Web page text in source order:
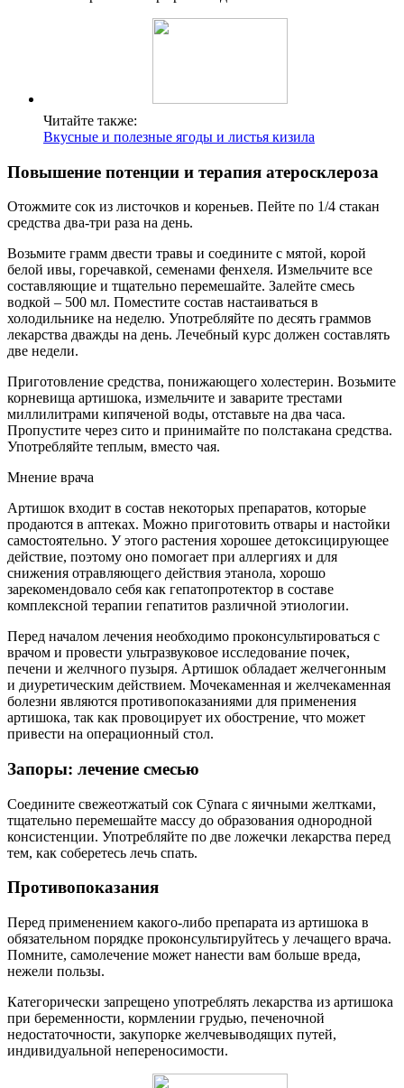
Читайте также:
Вкусные и полезные ягоды и листья кизила
Повышение потенции и терапия атеросклероза
Отожмите сок из листочков и кореньев. Пейте по 1/4 стакан
средства два-три раза на день.
Возьмите грамм двести травы и соедините с мятой, корой
белой ивы, горечавкой, семенами фенхеля. Измельчите все
составляющие и тщательно перемешайте. Залейте смесь
водкой – 500 мл. Поместите состав настаиваться в
холодильнике на неделю. Употребляйте по десять граммов
лекарства дважды на день. Лечебный курс должен составлять
две недели.
Приготовление средства, понижающего холестерин. Возьмите
корневища артишока, измельчите и заварите трестами
миллилитрами кипяченой воды, отставьте на два часа.
Пропустите через сито и принимайте по полстакана средства.
Употребляйте теплым, вместо чая.
Мнение врача
Артишок входит в состав некоторых препаратов, которые
продаются в аптеках. Можно приготовить отвары и настойки
самостоятельно. У этого растения хорошее детоксицирующее
действие, поэтому оно помогает при аллергиях и для
снижения отравляющего действия этанола, хорошо
зарекомендовало себя как гепатопротектор в составе
комплексной терапии гепатитов различной этиологии.
Перед началом лечения необходимо проконсультироваться с
врачом и провести ультразвуковое исследование почек,
печени и желчного пузыря. Артишок обладает желчегонным
и диуретическим действием. Мочекаменная и желчекаменная
болезни являются противопоказаниями для применения
артишока, так как провоцирует их обострение, что может
привести на операционный стол.
Запоры: лечение смесью
Соедините свежеотжатый сок Cȳnara с яичными желтками,
тщательно перемешайте массу до образования однородной
консистенции. Употребляйте по две ложечки лекарства перед
тем, как соберетесь лечь спать.
Противопоказания
Перед применением какого-либо препарата из артишока в
обязательном порядке проконсультируйтесь у лечащего врача.
Помните, самолечение может нанести вам больше вреда,
нежели пользы.
Категорически запрещено употреблять лекарства из артишока
при беременности, кормлении грудью, печеночной
недостаточности, закупорке желчевыводящих путей,
индивидуальной непереносимости.